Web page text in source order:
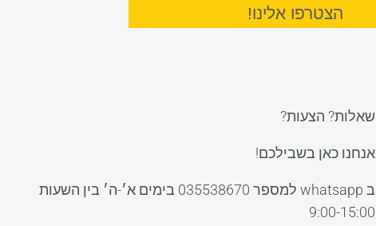
שאלות? הצעות?
אנחנו כאן בשבילכם!
ב whatsapp למספר 035538670 בימים א׳-ה׳ בין השעות
9:00-15:00